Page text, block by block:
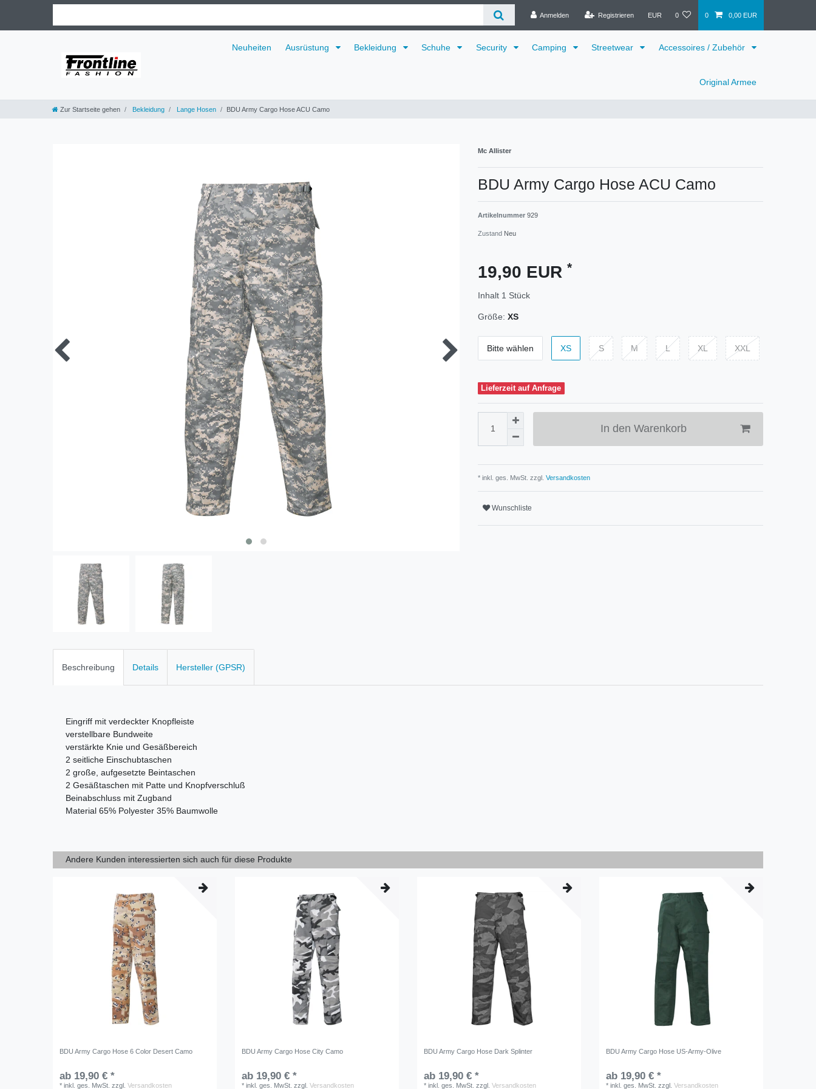
Anmelden Registrieren EUR 0 0 0,00 EUR
Neuheiten Ausrüstung Bekleidung Schuhe Security Camping Streetwear Accessoires / Zubehör
Original Armee
Zur Startseite gehen Bekleidung Lange Hosen BDU Army Cargo Hose ACU Camo
Mc Allister
BDU Army Cargo Hose ACU Camo
Artikelnummer 929
Zustand Neu
19,90 EUR *
Inhalt 1 Stück
Größe: XS
Bitte wählen XS S M L XL XXL
Lieferzeit auf Anfrage
In den Warenkorb
* inkl. ges. MwSt. zzgl. Versandkosten
Wunschliste
Beschreibung Details Hersteller (GPSR)
Eingriff mit verdeckter Knopfleiste
verstellbare Bundweite
verstärkte Knie und Gesäßbereich
2 seitliche Einschubtaschen
2 große, aufgesetzte Beintaschen
2 Gesäßtaschen mit Patte und Knopfverschluß
Beinabschluss mit Zugband
Material 65% Polyester 35% Baumwolle
Andere Kunden interessierten sich auch für diese Produkte
BDU Army Cargo Hose 6 Color Desert Camo
ab 19,90 € *
*inkl. ges. MwSt. zzgl.Versandkosten
BDU Army Cargo Hose City Camo
ab 19,90 € *
*inkl. ges. MwSt. zzgl.Versandkosten
BDU Army Cargo Hose Dark Splinter
ab 19,90 € *
*inkl. ges. MwSt. zzgl.Versandkosten
BDU Army Cargo Hose US-Army-Olive
ab 19,90 € *
*inkl. ges. MwSt. zzgl.Versandkosten